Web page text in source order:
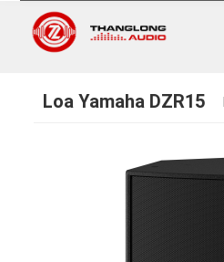
Loa Yamaha DZR15